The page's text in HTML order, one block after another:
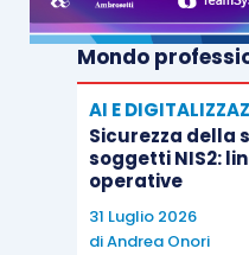
Mondo
AI E
Sicurezza della
soggetti NIS2:
operative
31 Luglio 2026
diAndrea Onori